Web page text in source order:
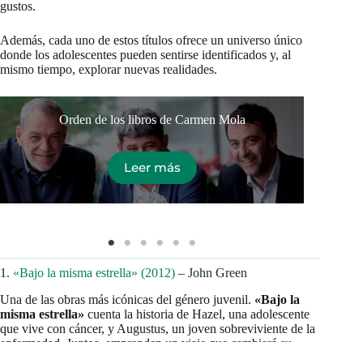
gustos.
Además, cada uno de estos títulos ofrece un universo único
donde los adolescentes pueden sentirse identificados y, al
mismo tiempo, explorar nuevas realidades.
Orden de los libros de Carmen Mola
Leer más
1. «Bajo la misma estrella» (2012) – John Green
Una de las obras más icónicas del género juvenil. «Bajo la
misma estrella» cuenta la historia de Hazel, una adolescente
que vive con cáncer, y Augustus, un joven sobreviviente de la